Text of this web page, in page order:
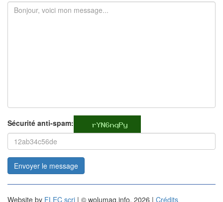
Sécurité anti-spam:
Envoyer le message
Website by FLEC scri | © wolumag.info, 2026 | Crédits